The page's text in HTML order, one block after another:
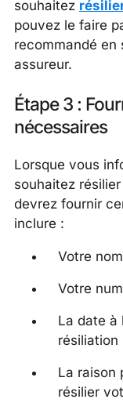
souhaitez
pouvez le faire
recommandé
assureur.
Étape 3 :
nécessaires
Lorsque vous
souhaitez
devrez fournir
inclure :
Votre
Votre
La date à
résiliation
La raison
résilier